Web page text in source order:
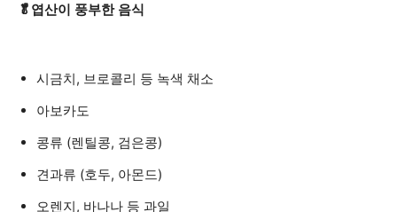
🥬엽산이 풍부한 음식
시금치, 브로콜리 등 녹색 채소
아보카도
콩류 (렌틸콩, 검은콩)
견과류 (호두, 아몬드)
오렌지, 바나나 등 과일